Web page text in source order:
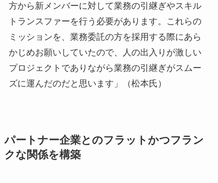
方から新メンバーに対して業務の引継ぎやスキル
トランスファーを行う必要があります。これらの
ミッションを、業務委託の方を採用する際にあら
かじめお願いしていたので、人の出入りが激しい
プロジェクトでありながら業務の引継ぎがスムー
ズに運んだのだと思います」（松本氏）
パートナー企業とのフラットかつフラン
クな関係を構築